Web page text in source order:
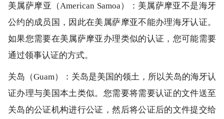
美属萨摩亚（American Samoa）：美属萨摩亚不是海牙
公约的成员国，因此在美属萨摩亚不能办理海牙认证。
如果您需要在美属萨摩亚办理类似的认证，您可能需要
通过领事认证的方式。
关岛（Guam）：关岛是美国的领土，所以关岛的海牙认
证办理与美国本土类似。您需要将需要认证的文件送至
关岛的公证机构进行公证，然后将公证后的文件提交给